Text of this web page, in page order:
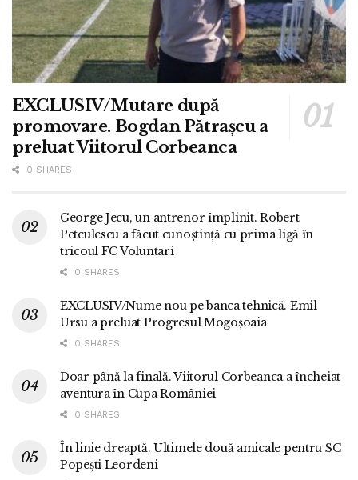
EXCLUSIV/Mutare după
promovare. Bogdan Pătrașcu a
preluat Viitorul Corbeanca
0 SHARES
George Jecu, un antrenor împlinit. Robert
Petculescu a făcut cunoștință cu prima ligă în
tricoul FC Voluntari
0 SHARES
EXCLUSIV/Nume nou pe banca tehnică. Emil
Ursu a preluat Progresul Mogoșoaia
0 SHARES
Doar până la finală. Viitorul Corbeanca a încheiat
aventura în Cupa României
0 SHARES
În linie dreaptă. Ultimele două amicale pentru SC
Popești Leordeni